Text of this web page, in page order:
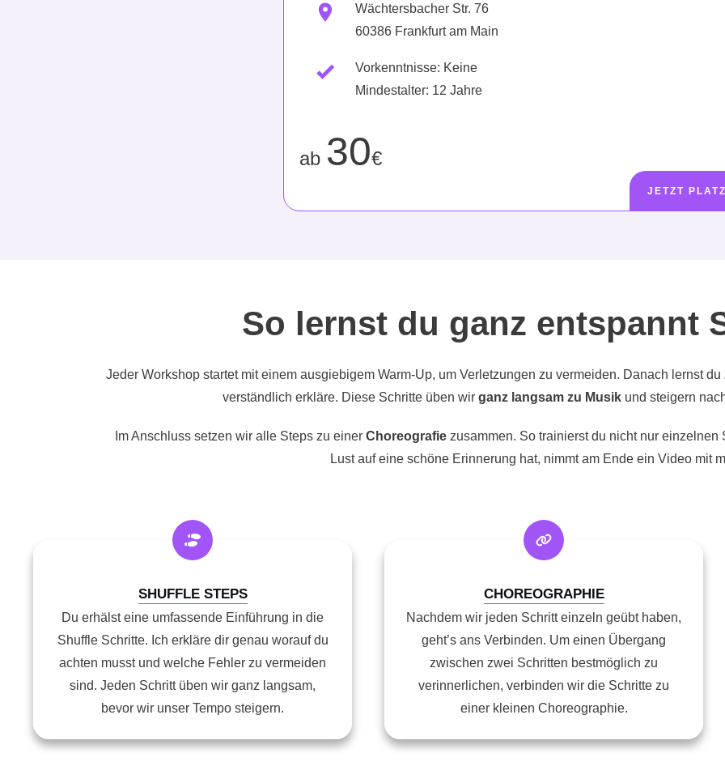
Wächtersbacher Str. 76
60386 Frankfurt am Main
Vorkenntnisse: Keine
Mindestalter: 12 Jahre
ab 30€
JETZT
So lernst du ganz entspannt
Jeder Workshop startet mit einem ausgiebigem Warm-Up, um Verletzungen zu vermeiden. Danach lernst du
verständlich erkläre. Diese Schritte üben wir ganz langsam zu Musik und steigern
Im Anschluss setzen wir alle Steps zu einerChoreografie zusammen. So trainierst du nicht nur
Lust auf eine schöne Erinnerung hat, nimmt am Ende ein Video mit
SHUFFLE STEPS
Du erhälst eine umfassende Einführung in die
Shuffle Schritte. Ich erkläre dir genau worauf du
achten musst und welche Fehler zu vermeiden
sind. Jeden Schritt üben wir ganz langsam,
bevor wir unser Tempo steigern.
CHOREOGRAPHIE
Nachdem wir jeden Schritt einzeln geübt haben,
geht’s ans Verbinden. Um einen Übergang
zwischen zwei Schritten bestmöglich zu
verinnerlichen, verbinden wir die Schritte zu
einer kleinen Choreographie.